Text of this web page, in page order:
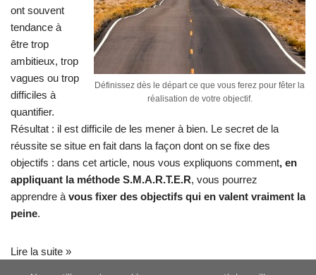
Définissez dès le départ ce que vous ferez pour fêter la
réalisation de votre objectif.
ont souvent
tendance à
être trop
ambitieux, trop
vagues ou trop
difficiles à
quantifier.
Résultat : il est difficile de les mener à bien. Le secret de la
réussite se situe en fait dans la façon dont on se fixe des
objectifs : dans cet article, nous vous expliquons comment, en
appliquant la méthode S.M.A.R.T.E.R, vous pourrez
apprendre à vous fixer des objectifs qui en valent vraiment la
peine.
Lire la suite »